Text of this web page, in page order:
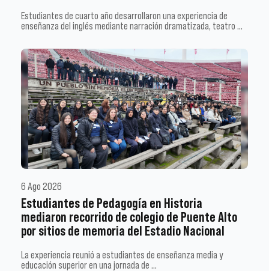
Estudiantes de cuarto año desarrollaron una experiencia de
enseñanza del inglés mediante narración dramatizada, teatro …
6 Ago 2026
Estudiantes de Pedagogía en Historia
mediaron recorrido de colegio de Puente Alto
por sitios de memoria del Estadio Nacional
La experiencia reunió a estudiantes de enseñanza media y
educación superior en una jornada de …